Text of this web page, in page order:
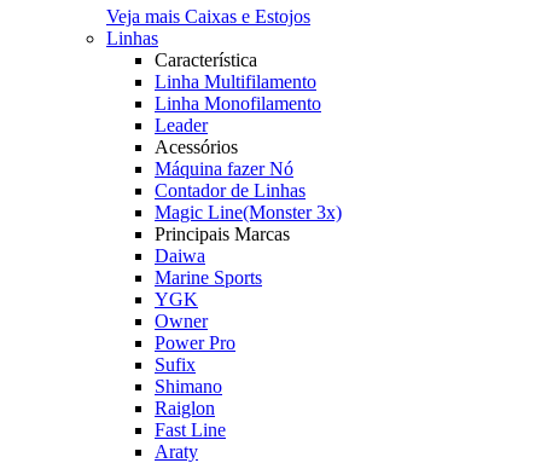
Veja mais Caixas e Estojos
Linhas
Característica
Linha Multifilamento
Linha Monofilamento
Leader
Acessórios
Máquina fazer Nó
Contador de Linhas
Magic Line(Monster 3x)
Principais Marcas
Daiwa
Marine Sports
YGK
Owner
Power Pro
Sufix
Shimano
Raiglon
Fast Line
Araty